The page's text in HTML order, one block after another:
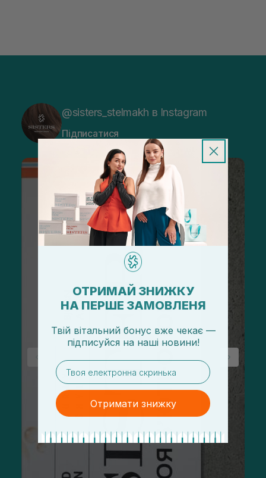
@sisters_stelmakh в Instagram
Підписатися
ОТРИМАЙ ЗНИЖКУ
НА ПЕРШЕ ЗАМОВЛЕНЯ
Твій вітальний бонус вже чекає —
підписуйся на наші новини!
email
Отримати знижку